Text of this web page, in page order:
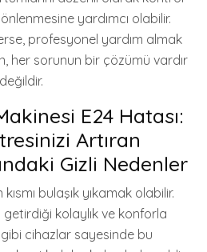
yardımcı olabilir.
profesyonel yardım almak
her sorunun bir çözümü vardır
E24 Hatası:
Artıran
Gizli Nedenler
bulaşık yıkamak olabilir.
kolaylık ve konforla
cihazlar sayesinde bu